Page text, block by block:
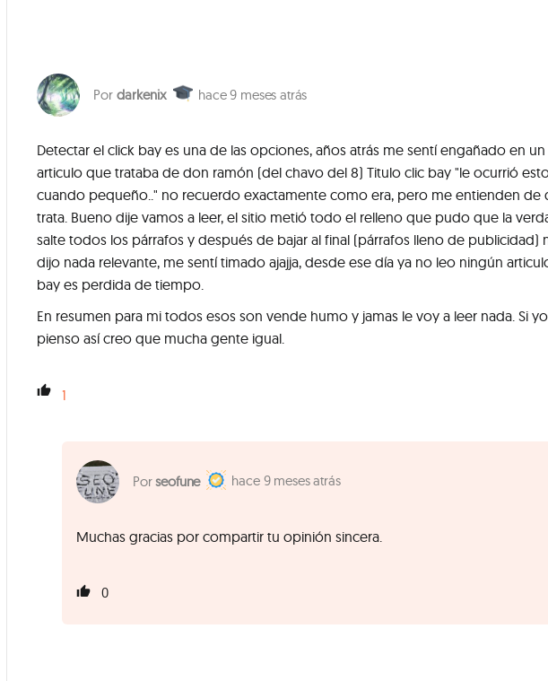
darkenix 9 meses atrás
Detectar el click bay es una de las opciones, años atrás me sentí engañado en un
articulo que trataba de don ramón (del chavo del 8) Titulo clic bay "le ocurrió
cuando pequeño.." no recuerdo exactamente como era, pero me entienden de
trata. Bueno dije vamos a leer, el sitio metió todo el relleno que pudo que la
salte todos los párrafos y después de bajar al final (párrafos lleno de publicidad)
dijo nada relevante, me sentí timado ajajja, desde ese día ya no leo ningún
bay es perdida de tiempo.
En resumen para mi todos esos son vende humo y jamas le voy a leer nada. Si yo
pienso así creo que mucha gente igual.
1
seofune 9 meses atrás
Muchas gracias por compartir tu opinión sincera.
0